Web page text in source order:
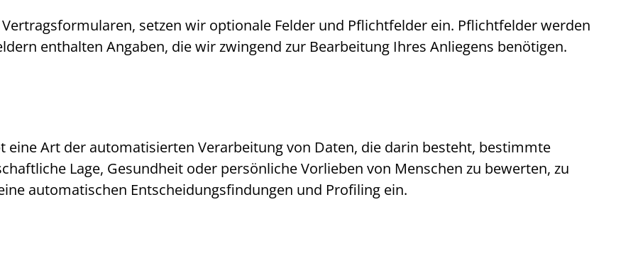
setzen wir optionale Felder und Pflichtfelder ein. Pflichtfelder werden
enthalten Angaben, die wir zwingend zur Bearbeitung Ihres Anliegens benötigen.
eine Art der automatisierten Verarbeitung von Daten, die darin besteht, bestimmte
Lage, Gesundheit oder persönliche Vorlieben von Menschen zu bewerten, zu
automatischen Entscheidungsfindungen und Profiling ein.